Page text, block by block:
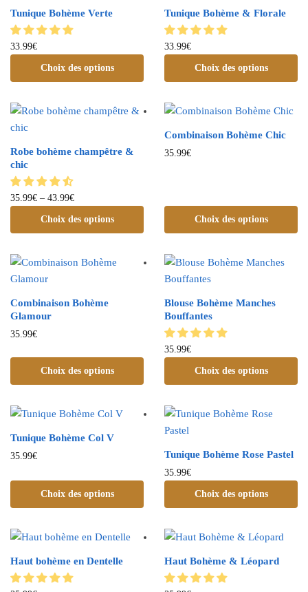
Tunique Bohème Verte
33.99€
Choix des options
Tunique Bohème & Florale
33.99€
Choix des options
Robe bohème champêtre &
chic
35.99€ – 43.99€
Choix des options
Combinaison Bohème Chic
35.99€
Choix des options
Combinaison Bohème
Glamour
35.99€
Choix des options
Blouse Bohème Manches
Bouffantes
35.99€
Choix des options
Tunique Bohème Col V
35.99€
Choix des options
Tunique Bohème Rose Pastel
35.99€
Choix des options
Haut bohème en Dentelle Haut Bohème & Léopard